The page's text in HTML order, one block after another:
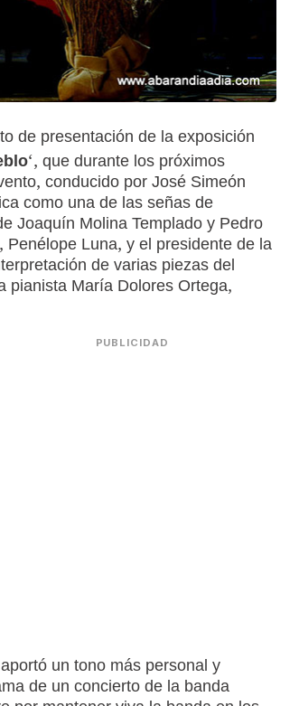
de presentación de la exposición
‘, que durante los próximos
conducido por José Simeón
como una de las señas de
Joaquín Molina Templado y Pedro
Luna, y el presidente de la
de varias piezas del
pianista María Dolores Ortega,
PUBLICIDAD
un tono más personal y
de un concierto de la banda